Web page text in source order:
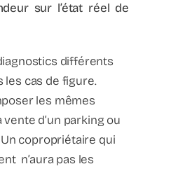
sur l’état réel de
différents
les cas de figure.
les mêmes
d’un parking ou
copropriétaire qui
n’aura pas les